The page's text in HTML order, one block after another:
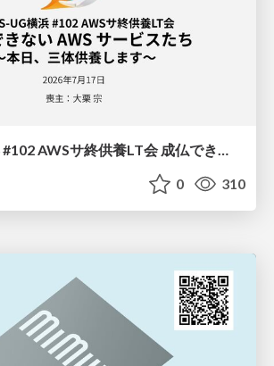
JAWS-UG横浜 #102 AWSサ終供養LT会 成仏できない AWS サービスたち 〜本日、三体供養します〜
0 310